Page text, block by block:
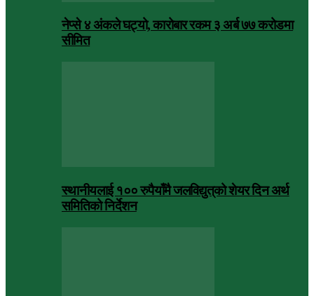
नेप्से ४ अंकले घट्यो, कारोबार रकम ३ अर्ब ७७ करोडमा
सीमित
स्थानीयलाई १०० रुपैयाँमै जलविद्युत्‌को शेयर दिन अर्थ
समितिको निर्देशन